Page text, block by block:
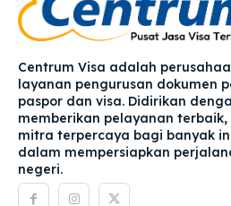
Centrum Visa adalah
layanan pengurusan dokumen
paspor dan visa. Didirikan
memberikan pelayanan
mitra terpercaya bagi banyak
dalam mempersiapkan
negeri.